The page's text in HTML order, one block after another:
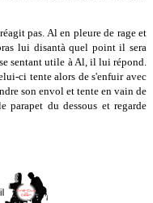
pas. Al en pleure de rage et
lui disantà quel point il sera
sentant utile à Al, il lui répond.
ci tente alors de s'enfuir avec
son envol et tente en vain de
du dessous et regarde